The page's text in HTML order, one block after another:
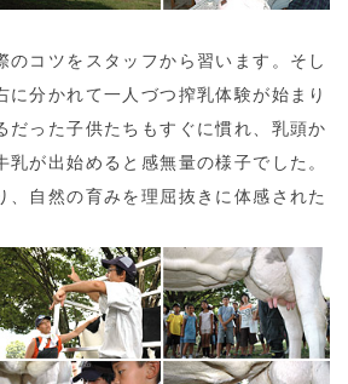
のコツをスタッフから習います。そし
に分かれて一人づつ搾乳体験が始まり
だった子供たちもすぐに慣れ、乳頭か
乳が出始めると感無量の様子でした。
、自然の育みを理屈抜きに体感された